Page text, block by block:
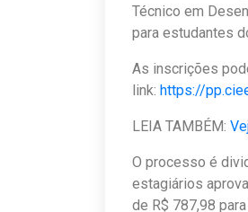
Técnico em
para estudantes
As inscrições
link: https://
LEIA TAMBÉM:
O processo é
estagiários
de R$ 787,98